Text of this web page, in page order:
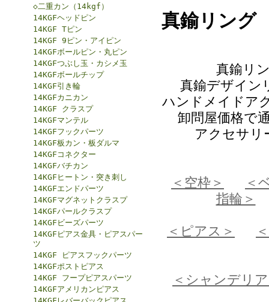
◇二重カン（14kgf）
14KGFヘッドピン
14KGF Tピン
14KGF 9ピン・アイピン
14KGFボールピン・丸ピン
14KGFつぶし玉・カシメ玉
14KGFボールチップ
14KGF引き輪
14KGFカニカン
14KGF クラスプ
14KGFマンテル
14KGFフックパーツ
14KGF板カン・板ダルマ
14KGFコネクター
14KGFバチカン
14KGFヒートン・突き刺し
14KGFエンドパーツ
14KGFマグネットクラスプ
14KGFパールクラスプ
14KGFビーズパーツ
14KGFピアス金具・ピアスパー
ツ
14KGF ピアスフックパーツ
14KGFポストピアス
14KGF フープピアスパーツ
14KGFアメリカンピアス
真鍮リング
真鍮リ
真鍮デザイン
ハンドメイドア
卸問屋価格で
アクセサリ
＜空枠＞
＜
指輪＞
＜ピアス＞
＜シャンデリ